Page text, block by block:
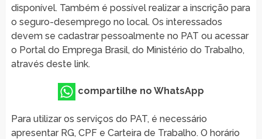
disponível. Também é possível realizar a inscrição para
o seguro-desemprego no local. Os interessados
devem se cadastrar pessoalmente no PAT ou acessar
o Portal do Emprega Brasil, do Ministério do Trabalho,
através deste link.
compartilhe no WhatsApp
Para utilizar os serviços do PAT, é necessário
apresentar RG, CPF e Carteira de Trabalho. O horário